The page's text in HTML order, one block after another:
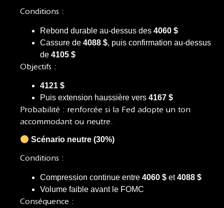
Conditions :
Rebond durable au-dessus des 4060 $
Cassure de 4088 $, puis confirmation au-dessus
de 4105 $
Objectifs :
4121 $
Puis extension haussière vers 4167 $
Probabilité : renforcée si la Fed adopte un ton
accommodant ou neutre.
Scénario neutre (30%)
Conditions :
Compression continue entre 4060 $ et4088 $
Volume faible avant le FOMC
Conséquence :